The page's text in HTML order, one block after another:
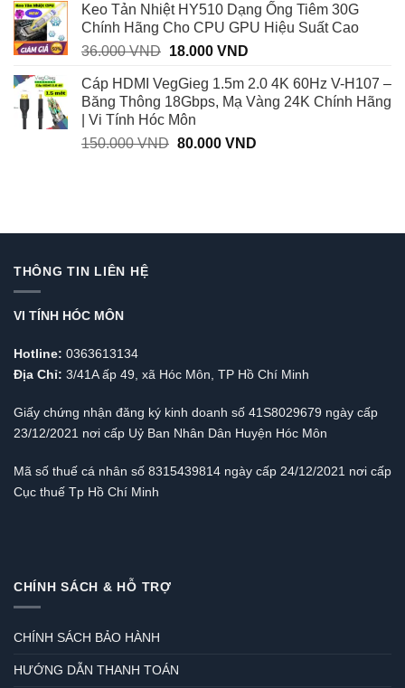
là:
150.000 VND.
tại
là:
Keo Tản Nhiệt HY510 Dạng Ống Tiêm 30G
Chính Hãng Cho CPU GPU Hiệu Suất Cao
36.000VND Giá
là:
36.000 VND.
18.000 VNDGiá
tại
là:
Cáp HDMI VegGieg 1.5m 2.0 4K 60Hz V-H107 –
Băng Thông 18Gbps, Mạ Vàng 24K Chính Hãng
| Vi Tính Hóc Môn
150.000VND Giá
80.000 VNDGiá
THÔNG TIN LIÊN HỆ
VI TÍNH HÓC MÔN
Hotline: 0363613134
Địa Chỉ: 3/41A ấp 49, xã Hóc Môn, TP Hồ Chí Minh
Giấy chứng nhận đăng ký kinh doanh số 41S8029679 ngày cấp
23/12/2021 nơi cấp Uỷ Ban Nhân Dân Huyện Hóc Môn
Mã số thuế cá nhân số 8315439814 ngày cấp 24/12/2021 nơi cấp
Cục thuế Tp Hồ Chí Minh
CHÍNH SÁCH & HỖ TRỢ
CHÍNH SÁCH BẢO HÀNH
HƯỚNG DẪN THANH TOÁN